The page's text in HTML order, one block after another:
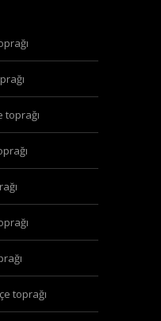
toprağı
toprağı